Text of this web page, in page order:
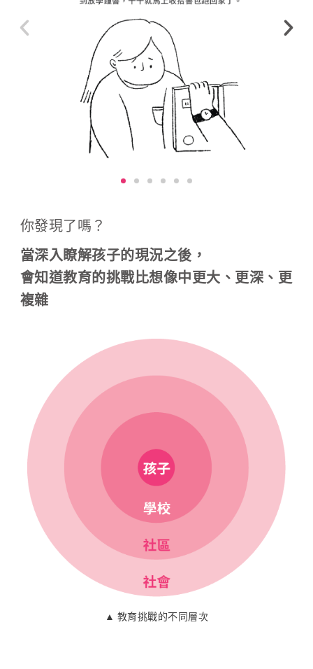
你發現了嗎？
當深入瞭解孩子的現況之後，
會知道教育的挑戰比想像中更大、更深、更
複雜
▲ 教育挑戰的不同層次